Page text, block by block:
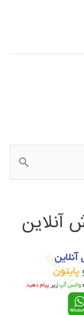
آنلاین